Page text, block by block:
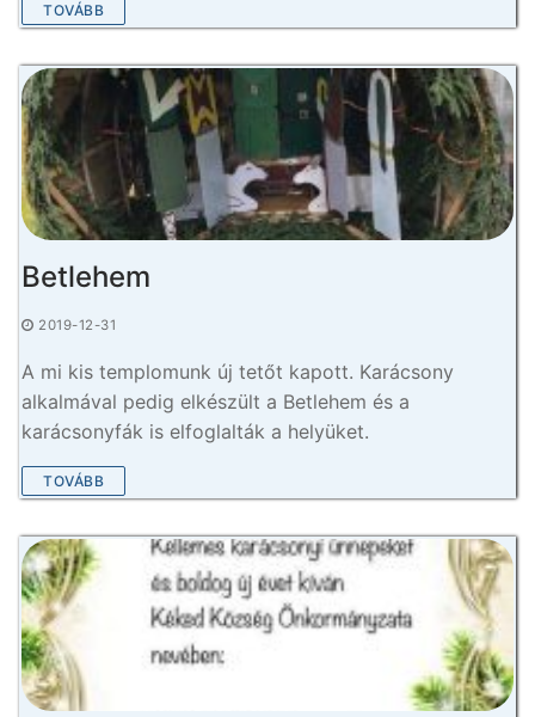
TOVÁBB
Betlehem
2019-12-31
A mi kis templomunk új tetőt kapott. Karácsony
alkalmával pedig elkészült a Betlehem és a
karácsonyfák is elfoglalták a helyüket.
TOVÁBB